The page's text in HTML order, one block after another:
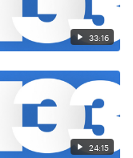
33:16
24:15